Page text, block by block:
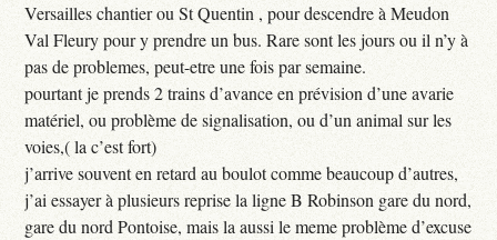
Versailles chantier ou St Quentin , pour descendre à Meudon
Val Fleury pour y prendre un bus. Rare sont les jours ou il n’y à
pas de problemes, peut-etre une fois par semaine.
pourtant je prends 2 trains d’avance en prévision d’une avarie
matériel, ou problème de signalisation, ou d’un animal sur les
voies,( la c’est fort)
j’arrive souvent en retard au boulot comme beaucoup d’autres,
j’ai essayer à plusieurs reprise la ligne B Robinson gare du nord,
gare du nord Pontoise, mais la aussi le meme problème d’excuse